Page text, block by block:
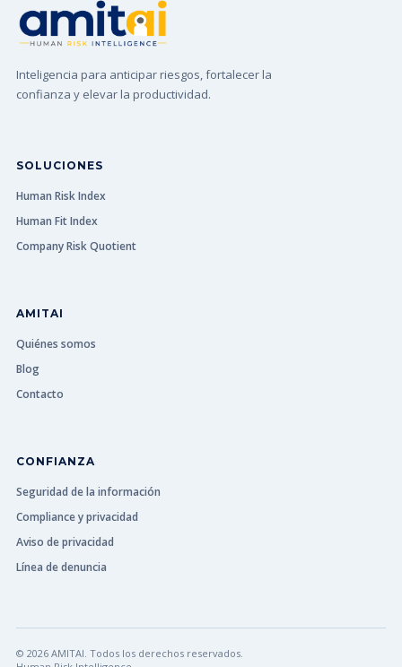
Inteligencia para anticipar riesgos, fortalecer la
confianza y elevar la productividad.
SOLUCIONES
Human Risk Index
Human Fit Index
Company Risk Quotient
AMITAI
Quiénes somos
Blog
Contacto
CONFIANZA
Seguridad de la información
Compliance y privacidad
Aviso de privacidad
Línea de denuncia
© 2026 AMITAI. Todos los derechos reservados.